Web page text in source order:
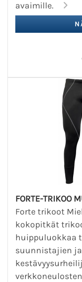
avaimille.
FORTE-TRIKOO
Forte trikoot
kokopitkät
huippuluokkaa
suunnistajien